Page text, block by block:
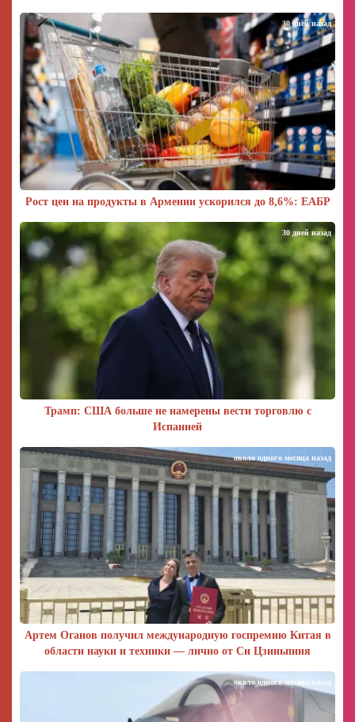
Рост цен на продукты в Армении ускорился до 8,6%: ЕАБР
30 дней назад
Трамп: США больше не намерены вести торговлю с
Испанией
30 дней назад
Артем Оганов получил международную госпремию Китая в
области науки и техники — лично от Си Цзиньпиня
около одного месяца назад
около одного месяца назад